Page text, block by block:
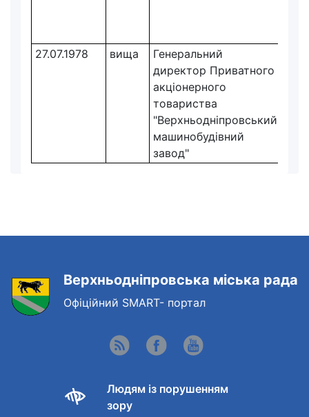
27.07.1978 вища
Генеральний
директор Приватного
акціонерного
товариства
"Верхньодніпровський
машинобудівний
завод"
Верхньодніпровська міська рада
Офіційний SMART- портал
Людям із порушенням
зору